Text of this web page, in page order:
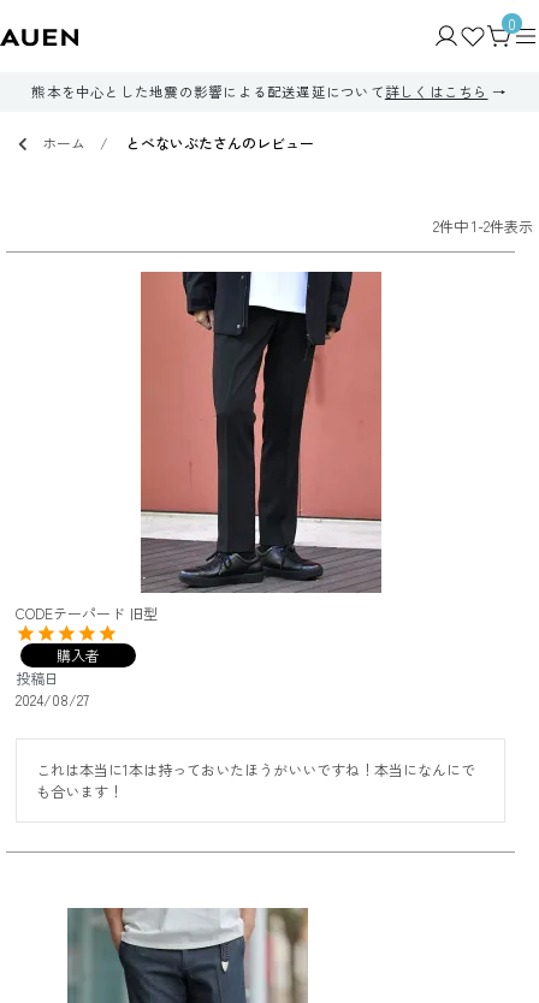
0
熊本を中心とした地震の影響による配送遅延について詳しくはこちら
ホーム とべないぶたさんのレビュー
2件中1-2件表示
CODEテーパード 旧型
購入者
投稿日
2024/08/27
これは本当に1本は持っておいたほうがいいですね！本当になんにで
も合います！